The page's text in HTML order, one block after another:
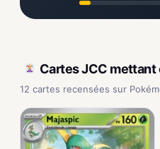
Cartes JCC mettant
12 cartes recensées sur